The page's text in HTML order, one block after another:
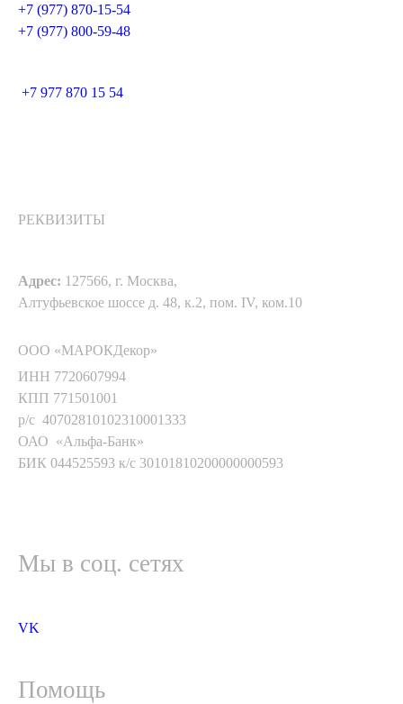
+7 (977) 870-15-54
+7 (977) 800-59-48
+7 977 870 15 54
РЕКВИЗИТЫ
Адрес: 127566, г. Москва,
Алтуфьевское шоссе д. 48, к.2, пом. IV, ком.10
ООО «МАРОКДекор»
ИНН 7720607994
КПП 771501001
р/с 40702810102310001333
ОАО «Альфа-Банк»
БИК 044525593 к/с 30101810200000000593
Мы в соц. сетях
VK
Помощь